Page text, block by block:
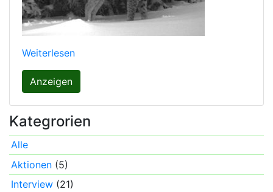
Weiterlesen
Anzeigen
Kategrorien
Alle
Aktionen (5)
Interview (21)